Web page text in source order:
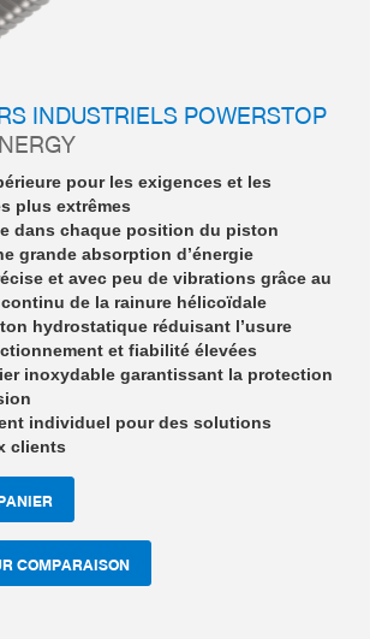
INDUSTRIELS POWERSTOP
pour les exigences et les
plus extrêmes
dans chaque position du piston
grande absorption d’énergie
et avec peu de vibrations grâce au
de la rainure hélicoïdale
hydrostatique réduisant l’usure
et fiabilité élevées
inoxydable garantissant la protection
individuel pour des solutions
clients
COMPARAISON